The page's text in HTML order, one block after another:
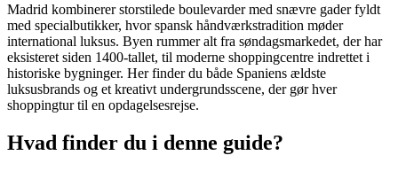
Madrid kombinerer storstilede boulevarder med snævre gader fyldt
med specialbutikker, hvor spansk håndværkstradition møder
international luksus. Byen rummer alt fra søndagsmarkedet, der har
eksisteret siden 1400-tallet, til moderne shoppingcentre indrettet i
historiske bygninger. Her finder du både Spaniens ældste
luksusbrands og et kreativt undergrundsscene, der gør hver
shoppingtur til en opdagelsesrejse.
Hvad finder du i denne guide?